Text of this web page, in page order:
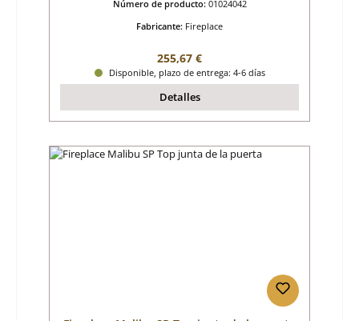
Número de producto: 01024042
Fabricante: Fireplace
Precio normal:
255,67 €
Disponible, plazo de entrega: 4-6 días
Detalles